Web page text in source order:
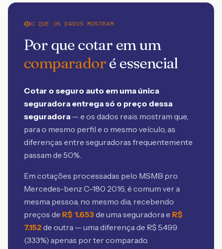
O QUE OS DADOS MOSTRAM
Por que cotar em um
comparadoré essencial
Cotar o seguro auto em uma única
seguradora entrega só o preço dessa
seguradora — e os dados reais mostram que,
para o mesmo perfil e o mesmo veículo, as
diferenças entre seguradoras frequentemente
passam de 50%.
Em cotações processadas pelo MSMB pro
Mercedes-benz C-180 2016, é comum ver a
mesma pessoa, no mesmo dia, recebendo
preços de R$ 1.653 de uma seguradora e R$
7.152 de outra — uma diferença de R$ 5.499
(333%) apenas por ter comparado.